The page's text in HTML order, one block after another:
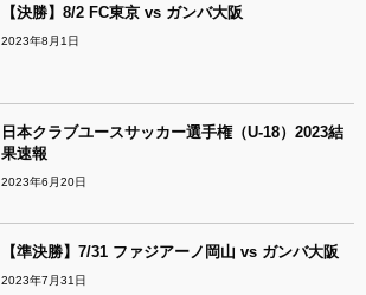
【決勝】8/2 FC東京 vs ガンバ大阪
2023年8月1日
日本クラブユースサッカー選手権（U-18）2023結
果速報
2023年6月20日
【準決勝】7/31 ファジアーノ岡山 vs ガンバ大阪
2023年7月31日